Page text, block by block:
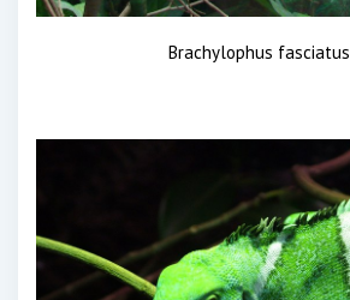
Brachylophus fasciatus